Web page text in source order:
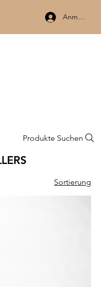
Anmelden
Sortierung
Produkte Suchen